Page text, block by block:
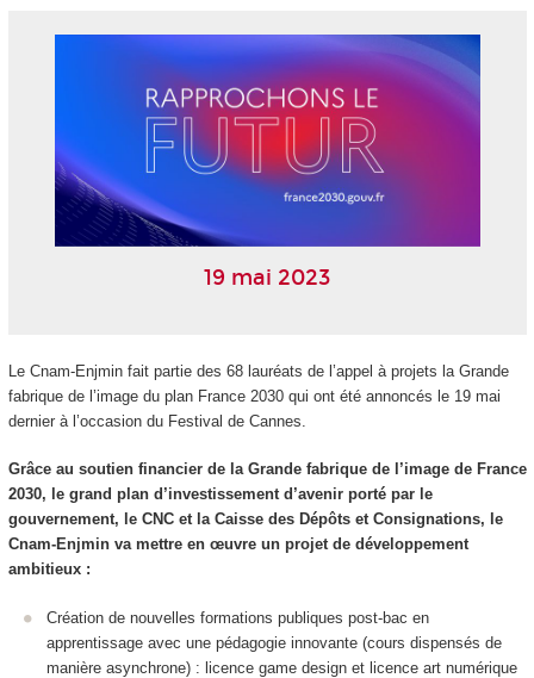
19 mai 2023
Le Cnam-Enjmin fait partie des 68 lauréats de l’appel à projets la Grande
fabrique de l’image du plan France 2030 qui ont été annoncés le 19 mai
dernier à l’occasion du Festival de Cannes.
Grâce au soutien financier de la Grande fabrique de l’image de France
2030, le grand plan d’investissement d’avenir porté par le
gouvernement, le CNC et la Caisse des Dépôts et Consignations, le
Cnam-Enjmin va mettre en œuvre un projet de développement
ambitieux :
Création de nouvelles formations publiques post-bac en
apprentissage avec une pédagogie innovante (cours dispensés de
manière asynchrone) : licence game design et licence art numérique